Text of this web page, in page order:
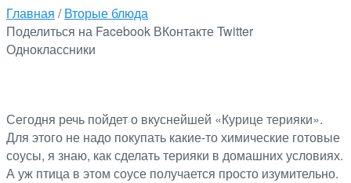
Главная /Вторые блюда
Поделиться на Facebook ВКонтактеTwitter
Одноклассники
Сегодня речь пойдет о вкуснейшей «Курице терияки».
Для этого не надо покупать какие-то химические готовые
соусы, я знаю, как сделать терияки в домашних условиях.
А уж птица в этом соусе получается просто изумительно.